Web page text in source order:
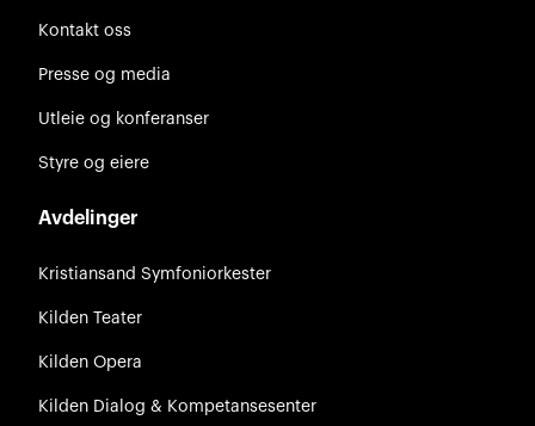
Kontakt oss
Presse og media
Utleie og konferanser
Styre og eiere
Avdelinger
Kristiansand Symfoniorkester
Kilden Teater
Kilden Opera
Kilden Dialog & Kompetansesenter